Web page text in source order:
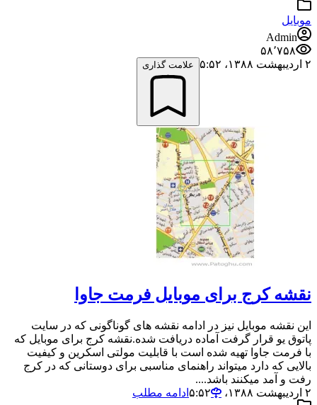
موبایل
Admin
۵۸٬۷۵۸
۲ اردیبهشت ۱۳۸۸،‏ ۵:۵۲
علامت گذاری
نقشه کرج برای موبایل فرمت جاوا
این نقشه موبایل نیز در ادامه نقشه های گوناگونی که در سایت
پاتوق یو قرار گرفت آماده دریافت شده.نقشه کرج برای موبایل که
با فرمت جاوا تهیه شده است با قابلیت مولتی اسکرین و کیفیت
بالایی که دارد میتواند راهنمای مناسبی برای دوستانی که در کرج
رفت و آمد میکنند باشد....
۲ اردیبهشت ۱۳۸۸،‏ ۵:۵۲
ادامه مطلب